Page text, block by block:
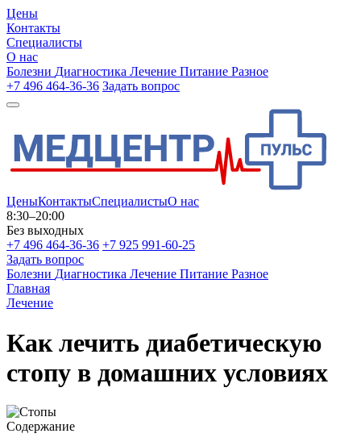
Цены
Контакты
Специалисты
О нас
Болезни Диагностика Лечение Питание Разное
+7 496 464-36-36 Задать вопрос
ЦеныКонтактыСпециалистыО нас
8:30–20:00
Без выходных
+7 496 464-36-36 +7 925 991-60-25
Задать вопрос
Болезни Диагностика Лечение Питание Разное
Главная
Лечение
Как лечить диабетическую
стопу в домашних условиях
Содержание